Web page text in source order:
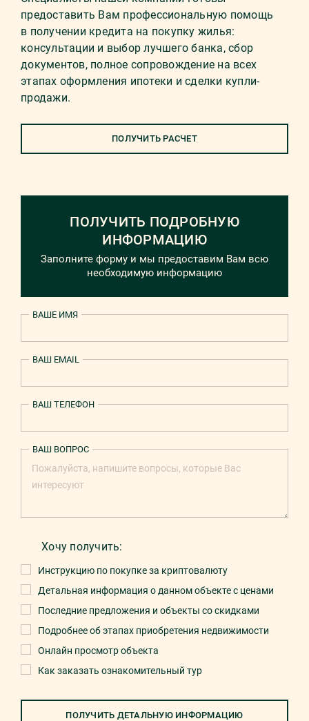
предоставить Вам профессиональную помощь
в получении кредита на покупку жилья:
консультации и выбор лучшего банка, сбор
документов, полное сопровождение на всех
этапах оформления ипотеки и сделки купли-
продажи.
ПОЛУЧИТЬ РАСЧЕТ
ПОЛУЧИТЬ ПОДРОБНУЮ
ИНФОРМАЦИЮ
Заполните форму и мы предоставим Вам всю
необходимую информацию
ВАШЕ ИМЯ
ВАШ EMAIL
ВАШ ТЕЛЕФОН
Хочу получить:
Инструкцию по покупке за криптовалюту
Детальная информация о данном объекте с ценами
Последние предложения и объекты со скидками
Подробнее об этапах приобретения недвижимости
Онлайн просмотр объекта
Как заказать ознакомительный тур
ВАШ ВОПРОС
ПОЛУЧИТЬ ДЕТАЛЬНУЮ ИНФОРМАЦИЮ